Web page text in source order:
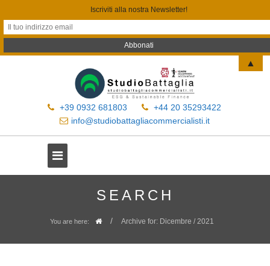
+39 0932 681803
+44 20 35293422
info@studiobattagliacommercialisti.it
SEARCH
You are here: / Archive for: Dicembre / 2021
Iscriviti alla nostra Newsletter!
▲